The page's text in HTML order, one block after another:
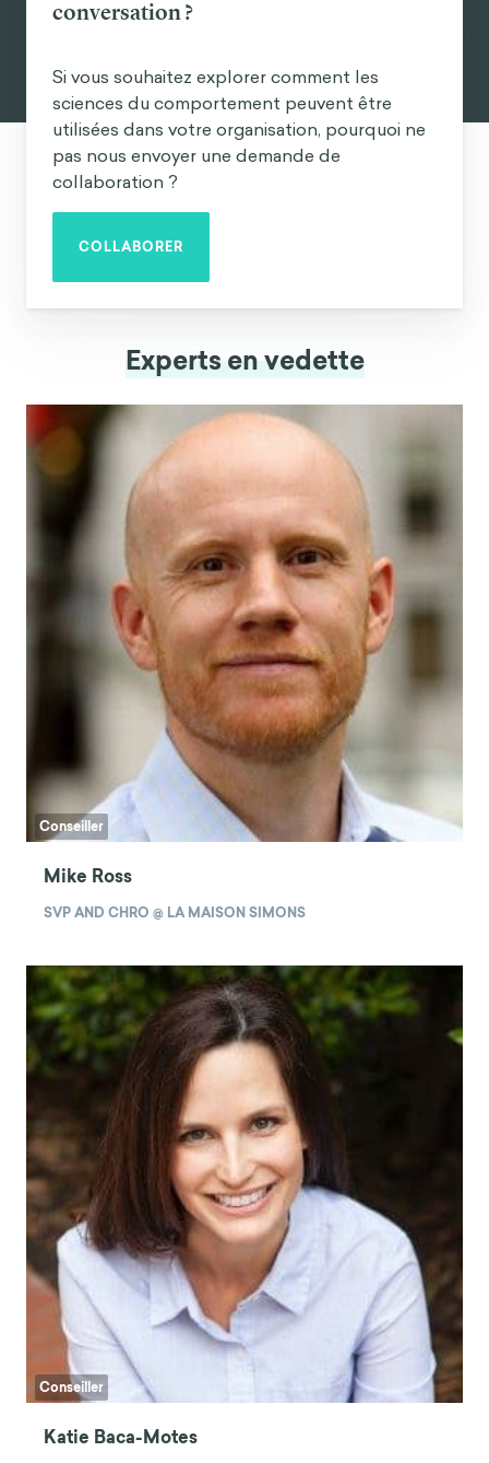
conversation ?
Si vous souhaitez explorer comment les
sciences du comportement peuvent être
utilisées dans votre organisation, pourquoi ne
pas nous envoyer une demande de
collaboration ?
COLLABORER
Experts en vedette
Conseiller
Mike Ross
SVP AND CHRO @ LA MAISON SIMONS
Conseiller
Katie Baca-Motes